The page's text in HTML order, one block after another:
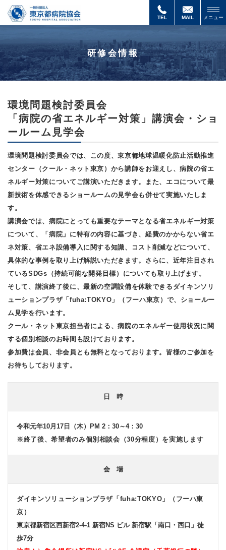
「高
齢
者・
知
症
対
応
能
向
上」
研
TEL MAIL メニュー
研修会情報
環境問題検討委員会
「病院の省エネルギー対策」講演会・ショ
ールーム見学会
環境問題検討委員会では、この度、東京都地球温暖化防止活動推進
センター（クール・ネット東京）から講師をお迎えし、病院の省エ
ネルギー対策についてご講演いただきます。また、エコについて最
新技術を体感できるショールームの見学会も併せて実施いたしま
す。
講演会では、病院にとっても重要なテーマとなる省エネルギー対策
について、「病院」に特有の内容に基づき、経費のかからない省エ
ネ対策、省エネ設備導入に関する知識、コスト削減などについて、
具体的な事例を取り上げ解説いただきます。さらに、近年注目され
ているSDGs（持続可能な開発目標）についても取り上げます。
そして、講演終了後に、最新の空調設備を体験できるダイキンソリ
ューションプラザ「fuha:TOKYO」（フーハ東京）で、ショールー
ム見学を行います。
クール・ネット東京担当者による、病院のエネルギー使用状況に関
する個別相談のお時間も設けております。
参加費は会員、非会員とも無料となっております。皆様のご参加を
お待ちしております。
日 時
令和元年10月17日（木）PM 2：30～4：30
※終了後、希望者のみ個別相談会（30分程度）を実施します
会 場
ダイキンソリューションプラザ「fuha:TOKYO」（フーハ東
京）
東京都新宿区西新宿2-4-1 新宿NS ビル 新宿駅「南口・西口」徒
歩7分